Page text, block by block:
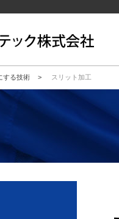
会
する技術 > スリット加工